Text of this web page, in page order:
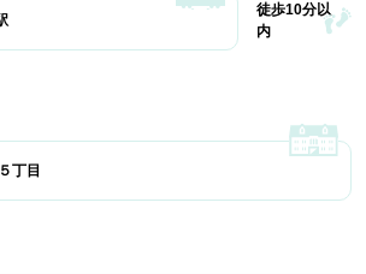
徒歩10分以
内
丁目